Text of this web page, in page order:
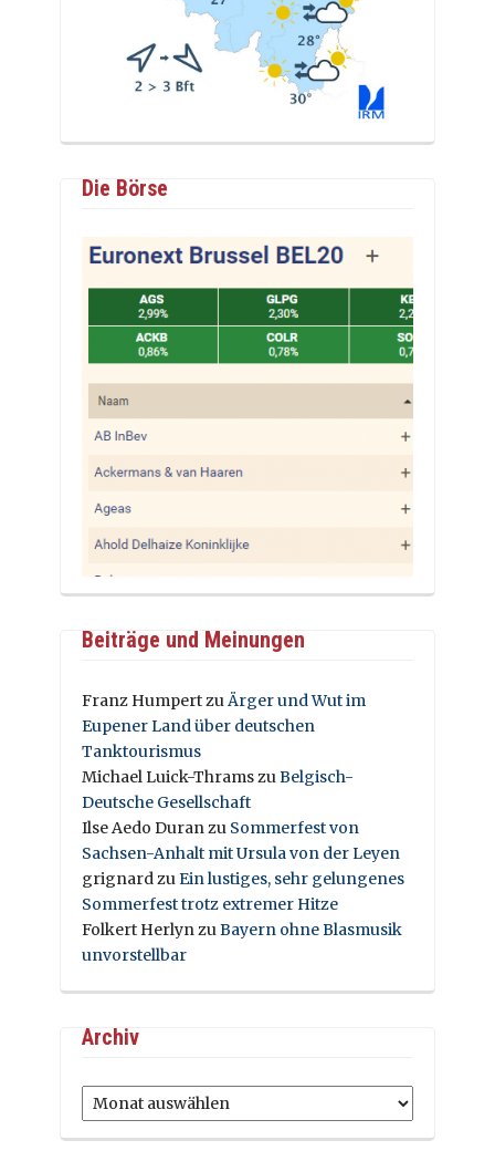
Die Börse
Beiträge und Meinungen
Franz HumpertzuÄrger und Wut im
Eupener Land über deutschen
Tanktourismus
Michael Luick-ThramszuBelgisch-
Deutsche Gesellschaft
Ilse Aedo Duranzu Sommerfest von
Sachsen-Anhalt mit Ursula von der Leyen
grignardzuEin lustiges, sehr gelungenes
Sommerfest trotz extremer Hitze
Folkert HerlynzuBayern ohne Blasmusik
unvorstellbar
Archiv
Archiv